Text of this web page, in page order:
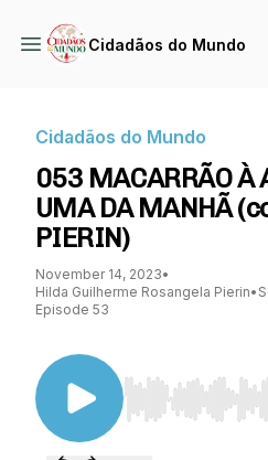
Cidadãos do Mundo
Cidadãos do Mundo
053 MACARRÃO À
UMA DA MANHÃ
PIERIN)
November 14, 2023•
Hilda Guilherme Rosangela Pierin•
Episode 53
Use Left/Right to